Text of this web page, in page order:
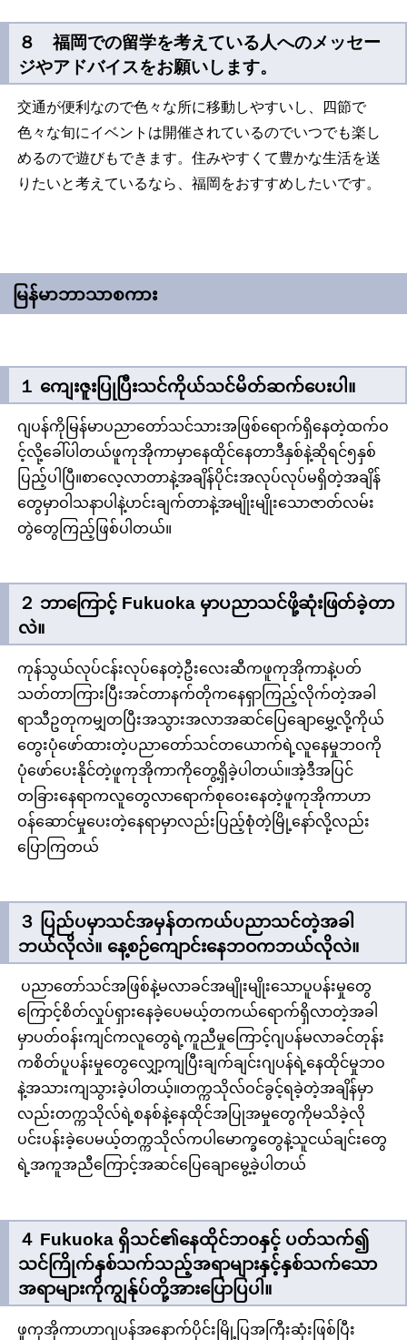
８ 福岡での留学を考えている人へのメッセー
ジやアドバイスをお願いします。
交通が便利なので色々な所に移動しやすいし、四節で
色々な旬にイベントは開催されているのでいつでも楽し
めるので遊びもできます。住みやすくて豊かな生活を送
りたいと考えているなら、福岡をおすすめしたいです。
မြန်မာဘာသာစကား
１ ကျေးဇူးပြုပြီးသင်ကိုယ်သင်မိတ်ဆက်ပေးပါ။
ဂျပန်ကိုမြန်မာပညာတော်သင်သားအဖြစ်ရောက်ရှိနေတဲ့ထက်ဝ
င့်လို့ခေါ်ပါတယ်ဖူကုအိုကာမှာနေထိုင်နေတာဒီနှစ်နဲ့ဆိုရင်၅နှစ်
ပြည့်ပါပြီ။စာလေ့လာတာနဲ့အချိန်ပိုင်းအလုပ်လုပ်မရှိတဲ့အချိန်
တွေမှာဝါသနာပါနဲ့ဟင်းချက်တာနဲ့အမျိုးမျိုးသောဇာတ်လမ်း
တွဲတွေကြည့်ဖြစ်ပါတယ်။
２ ဘာကြောင့် Fukuoka မှာပညာသင်ဖို့ဆုံးဖြတ်ခဲ့တာ
လဲ။
ကုန်သွယ်လုပ်ငန်းလုပ်နေတဲ့ဦးလေးဆီကဖူကုအိုကာနဲ့ပတ်
သတ်တာကြားပြီးအင်တာနက်တိုကနေရှာကြည့်လိုက်တဲ့အခါ
ရာသီဥတုကမျှတပြီးအသွားအလာအဆင်ပြေချောမွှေ့လို့ကိုယ်
တွေးပုံဖော်ထားတဲ့ပညာတော်သင်တယောက်ရဲ့လူနေမှုဘဝကို
ပုံဖော်ပေးနိုင်တဲ့ဖူကုအိုကာကိုတွေ့ရှိခဲ့ပါတယ်။အဲ့ဒီအပြင်
တခြားနေရာကလူတွေလာရောက်စုဝေးနေတဲ့ဖူကုအိုကာဟာ
ဝန်ဆောင်မှုပေးတဲ့နေရာမှာလည်းပြည့်စုံတဲ့မြို့နော်လို့လည်း
ပြောကြတယ်
３ ပြည်ပမှာသင်အမှန်တကယ်ပညာသင်တဲ့အခါ
ဘယ်လိုလဲ။ နေ့စဉ်ကျောင်းနေဘဝကဘယ်လိုလဲ။
ပညာတော်သင်အဖြစ်နဲ့မလာခင်အမျိုးမျိုးသောပူပန်းမှုတွေ
ကြောင့်စိတ်လှုပ်ရှားနေခဲ့ပေမယ့်တကယ်ရောက်ရှိလာတဲ့အခါ
မှာပတ်ဝန်းကျင်ကလူတွေရဲ့ကူညီမှုကြောင့်ဂျပန်မလာခင်တုန်း
ကစိတ်ပူပန်းမှုတွေလျှော့ကျပြီးချက်ချင်းဂျပန်ရဲ့နေထိုင်မှုဘဝ
နဲ့အသားကျသွားခဲ့ပါတယ့်။တက္ကသိုလ်ဝင်ခွင့်ရခဲ့တဲ့အချိန်မှာ
လည်းတက္ကသိုလ်ရဲ့စနစ်နဲ့နေထိုင်အပြုအမှုတွေကိုမသိခဲ့လို
ပင်းပန်းခဲ့ပေမယ့်တက္ကသိုလ်ကပါမောက္ခတွေနဲ့သူငယ်ချင်းတွေ
ရဲ့အကူအညီကြောင့်အဆင်ပြေချောမွေ့ခဲ့ပါတယ်
４ Fukuoka ရှိသင်၏နေထိုင်ဘ၀နှင့် ပတ်သက်၍
သင်ကြိုက်နှစ်သက်သည့်အရာများနှင့်နှစ်သက်သော
အရာများကိုကျွန်ုပ်တို့အားပြောပြပါ။
ဖူကုအိုကာဟာဂျပန်အနောက်ပိုင်းမြို့ပြအကြီးဆုံးဖြစ်ပြီး